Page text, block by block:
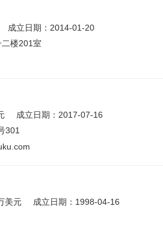
成立日期：2014-01-20
楼201室
成立日期：2017-07-16
301
美元
成立日期：1998-04-16